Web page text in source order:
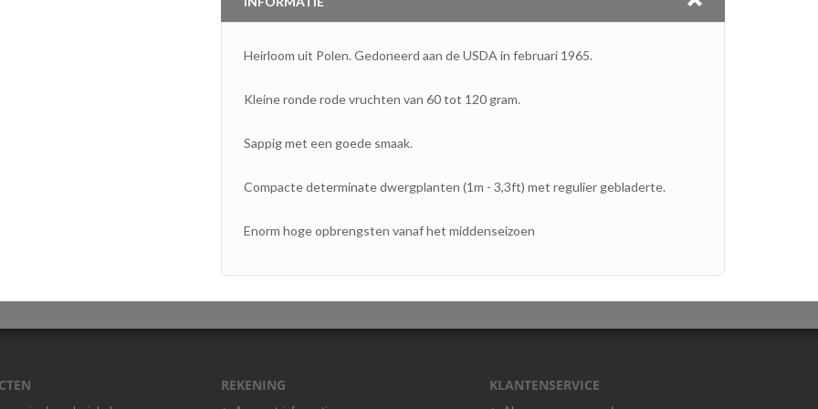
Heirloom uit Polen. Gedoneerd aan de USDA in februari 1965.
Kleine ronde rode vruchten van 60 tot 120 gram.
Sappig met een goede smaak.
Compacte determinate dwergplanten (1m - 3,3ft) met regulier gebladerte.
Enorm hoge opbrengsten vanaf het middenseizoen
REKENING KLANTENSERVICE